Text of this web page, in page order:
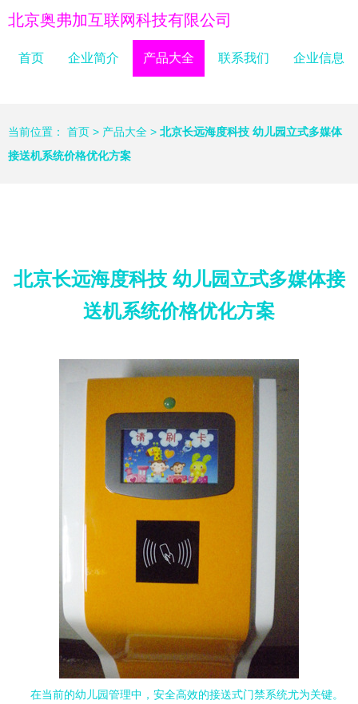
北京奥弗加互联网科技有限公司
首页 企业简介 产品大全 联系我们 企业信息
当前位置： 首页 > 产品大全 > 北京长远海度科技 幼儿园立式多媒体
接送机系统价格优化方案
北京长远海度科技 幼儿园立式多媒体接
送机系统价格优化方案
在当前的幼儿园管理中，安全高效的接送式门禁系统尤为关键。